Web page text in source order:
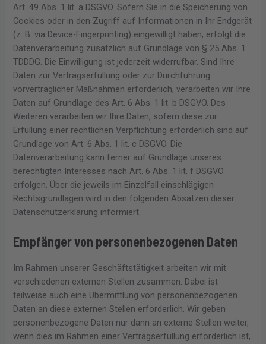
Art. 49 Abs. 1 lit. a DSGVO. Sofern Sie in die Speicherung von
Cookies oder in den Zugriff auf Informationen in Ihr Endgerät
(z. B. via Device-Fingerprinting) eingewilligt haben, erfolgt die
Datenverarbeitung zusätzlich auf Grundlage von § 25 Abs. 1
TDDDG. Die Einwilligung ist jederzeit widerrufbar. Sind Ihre
Daten zur Vertragserfüllung oder zur Durchführung
vorvertraglicher Maßnahmen erforderlich, verarbeiten wir Ihre
Daten auf Grundlage des Art. 6 Abs. 1 lit. b DSGVO. Des
Weiteren verarbeiten wir Ihre Daten, sofern diese zur
Erfüllung einer rechtlichen Verpflichtung erforderlich sind auf
Grundlage von Art. 6 Abs. 1 lit. c DSGVO. Die
Datenverarbeitung kann ferner auf Grundlage unseres
berechtigten Interesses nach Art. 6 Abs. 1 lit. f DSGVO
erfolgen. Über die jeweils im Einzelfall einschlägigen
Rechtsgrundlagen wird in den folgenden Absätzen dieser
Datenschutzerklärung informiert.
Empfänger von personenbezogenen Daten
Im Rahmen unserer Geschäftstätigkeit arbeiten wir mit
verschiedenen externen Stellen zusammen. Dabei ist
teilweise auch eine Übermittlung von personenbezogenen
Daten an diese externen Stellen erforderlich. Wir geben
personenbezogene Daten nur dann an externe Stellen weiter,
wenn dies im Rahmen einer Vertragserfüllung erforderlich ist,